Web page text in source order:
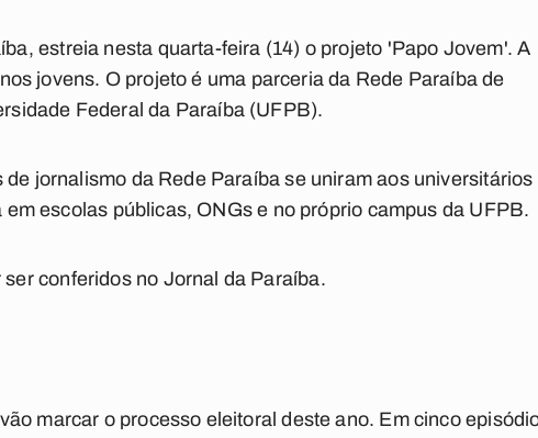
estreia nesta quarta-feira (14) o projeto 'Papo Jovem'. A
jovens. O projeto é uma parceria da Rede Paraíba de
Federal da Paraíba (UFPB).
jornalismo da Rede Paraíba se uniram aos universitários
escolas públicas, ONGs e no próprio campus da UFPB.
conferidos no Jornal da Paraíba.
marcar o processo eleitoral deste ano. Em cinco